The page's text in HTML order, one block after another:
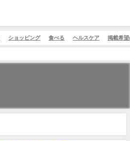
ショッピング 食べる ヘルスケア 掲載希